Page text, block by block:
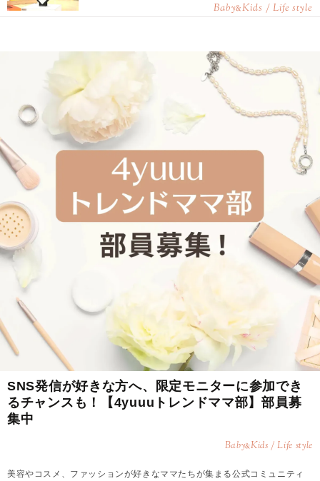
Baby&Kids / Life style
SNS発信が好きな方へ、限定モニターに参加でき
るチャンスも！【4yuuuトレンドママ部】部員募
集中
Baby&Kids / Life style
美容やコスメ、ファッションが好きなママたちが集まる公式コミュニティ